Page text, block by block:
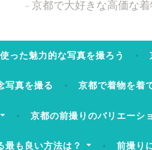
京都で大好きな高価な着
った魅力的な写真を撮ろう
写真を撮る 京都で着物を着
京都の前撮りのバリエーシ
最も良い方法は？ 前撮り